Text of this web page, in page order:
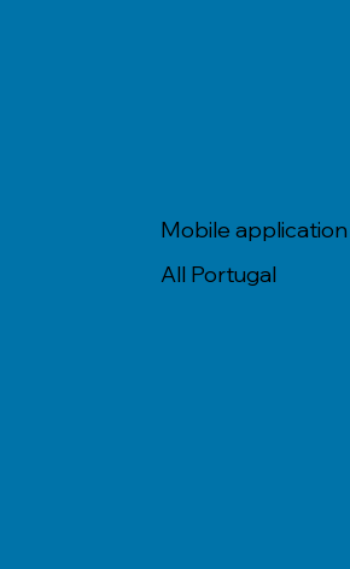
Mobile application
All Portugal